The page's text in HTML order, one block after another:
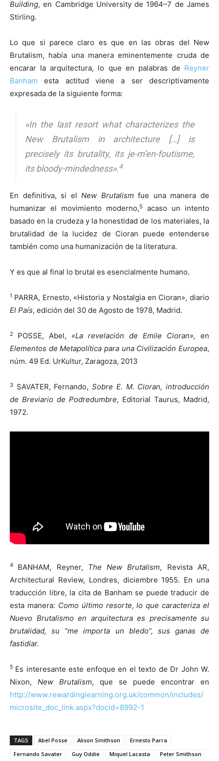
Building, en Cambridge University de 1964–7 de James
Stirling.
Lo que si parece claro es que en las obras del New
Brutalism, había una manera eminentemente cruda de
encarar la arquitectura, lo que en palabras de Reyner
Banham esta actitud viene a ser descriptivamente
expresada de la siguiente forma:
«In the last resort what characterizes the
New Brutalism in architecture […] is
precisely its brutality, its je-m’en-foutisme,
its bloody-mindedness».4
En definitiva, si elNew Brutalismfue una manera de
humanizar el movimiento moderno,5
acaso un intento
basado en la crudeza y la honestidad de los materiales, la
brutalidad de la lucidez de Cioran puede entenderse
también como una humanización de la literatura.
Y es que al final lo brutal es esencialmente humano.
1 PARRA, Ernesto, «Historia y Nostalgia en Cioran», diario
El País, edición del 30 de Agosto de 1978, Madrid.
2 POSSE, Abel, «La revelación de Emile Cioran», en
Elementos de Metapolítica para una Civilización Europea,
núm. 49 Ed. UrKultur, Zaragoza, 2013
3 SAVATER, Fernando,Sobre E. M. Cioran, introducción
de Breviario de Podredumbre, Editorial Taurus, Madrid,
1972.
4 BANHAM, Reyner, The New Brutalism, Revista AR,
Architectural Review, Londres, diciembre 1955. En una
traducción libre, la cita de Banham se puede traducir de
esta manera: Como último resorte, lo que caracteriza el
Nuevo Brutalismo en arquitectura es precisamente su
brutalidad, su “me importa un bledo”, sus ganas de
fastidiar.
5 Es interesante este enfoque en el texto de Dr John W.
Nixon, New Brutalism, que se puede encontrar en
http://www.rewardinglearning.org.uk/common/includes/
microsite_doc_link.aspx?docid=8992-1
TAGS Abel Posse Alison Smithson
Ernesto Parra
Fernando Savater
Guy Oddie Miquel Lacasta
Peter Smithson